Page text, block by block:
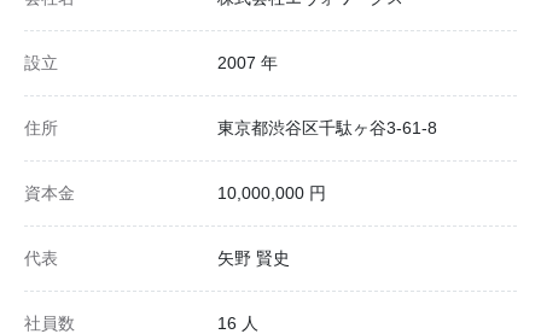
設立 2007 年
住所 東京都渋谷区千駄ヶ谷3-61-8
資本金 10,000,000 円
代表 矢野 賢史
社員数 16 人